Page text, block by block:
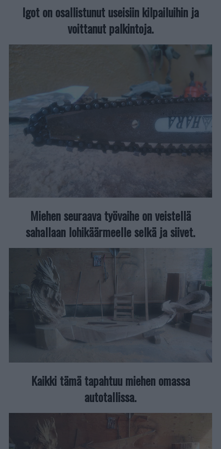
Igot on osallistunut useisiin kilpailuihin ja
voittanut palkintoja.
Miehen seuraava työvaihe on veistellä
sahallaan lohikäärmeelle selkä ja siivet.
Kaikki tämä tapahtuu miehen omassa
autotallissa.